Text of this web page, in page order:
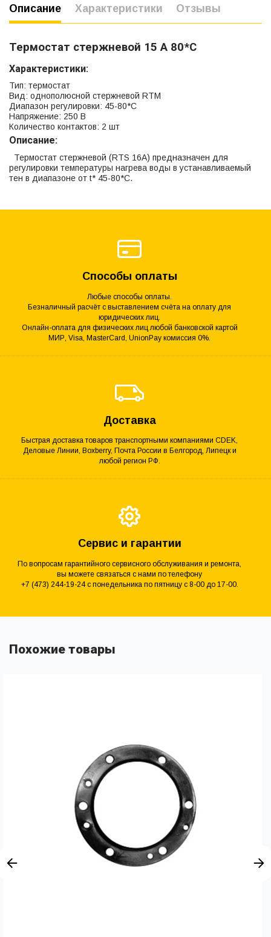
Описание Характеристики Отзывы
Термостат стержневой 15 А 80*С
Характеристики:
Тип: термостат
Вид: однополюсной стержневой RTM
Диапазон регулировки: 45-80*С
Напряжение: 250 В
Количество контактов: 2 шт
Описание:
Термостат стержневой (RTS 16A) предназначен для
регулировки температуры нагрева воды в устанавливаемый
тен в диапазоне от t* 45-80*С.
Способы оплаты
Любые способы оплаты.
Безналичный расчёт с выставлением счёта на оплату для
юридических лиц.
Онлайн-оплата для физических лиц любой банковской картой
МИР, Visa, MasterCard, UnionPay комиссия 0%.
Доставка
Быстрая доставка товаров транспортными компаниями CDEK,
Деловые Линии, Boxberry, Почта России в Белгород, Липецк и
любой регион РФ.
Сервис и гарантии
По вопросам гарантийного сервисного обслуживания и ремонта,
вы можете связаться с нами по телефону
+7 (473) 244-19-24 с понедельника по пятницу с 8-00 до 17-00.
Похожие товары